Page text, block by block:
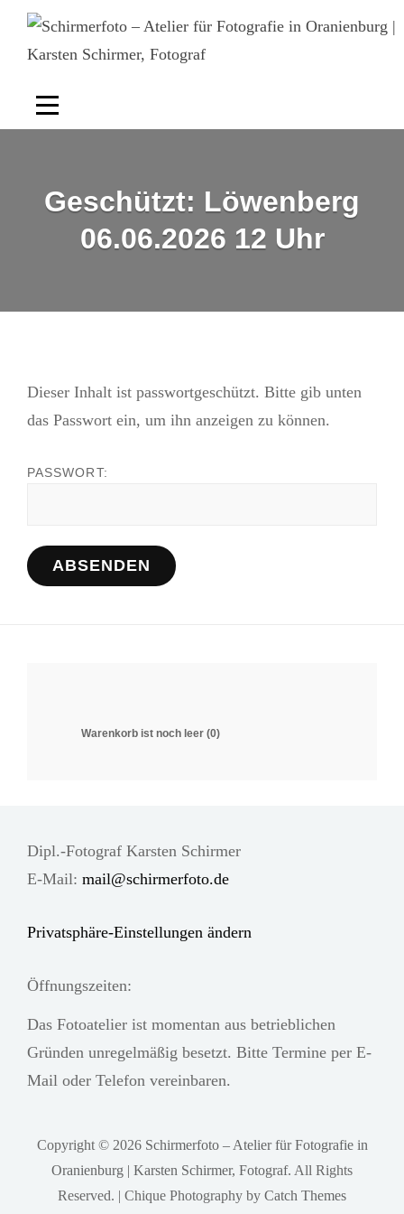
Skip
Geschützt: Löwenberg
06.06.2026 12 Uhr
Dieser Inhalt ist passwortgeschützt. Bitte gib unten
das Passwort ein, um ihn anzeigen zu können.
PASSWORT:
Warenkorb ist noch leer (0)
Dipl.-Fotograf Karsten Schirmer
E-Mail: mail@schirmerfoto.de
Privatsphäre-Einstellungen ändern
Öffnungszeiten:
Das Fotoatelier ist momentan aus betrieblichen
Gründen unregelmäßig besetzt. Bitte Termine per E-
Mail oder Telefon vereinbaren.
Copyright © 2026 Schirmerfoto – Atelier für Fotografie in
Oranienburg | Karsten Schirmer, Fotograf. All Rights
Reserved. | Chique Photography by Catch Themes